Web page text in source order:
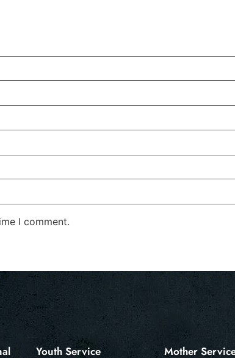
I comment.
Youth Service Mother